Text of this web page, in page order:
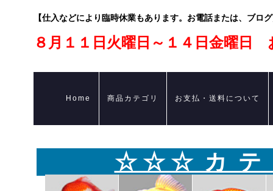
【仕入などにより臨時休業もあります。お電話または、ブロ
８月１１日火曜日～１４日金曜日
Home 商品カテゴリ お支払・送料について
☆ ☆ ☆ カ テ